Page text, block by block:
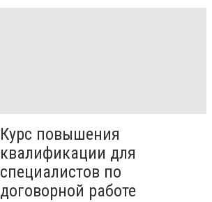
Курс повышения
квалификации для
специалистов по
договорной работе